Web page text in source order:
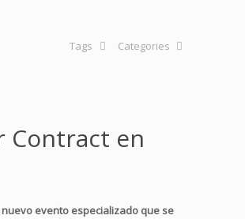
Categories
Tags
Contract en
evento especializado que se